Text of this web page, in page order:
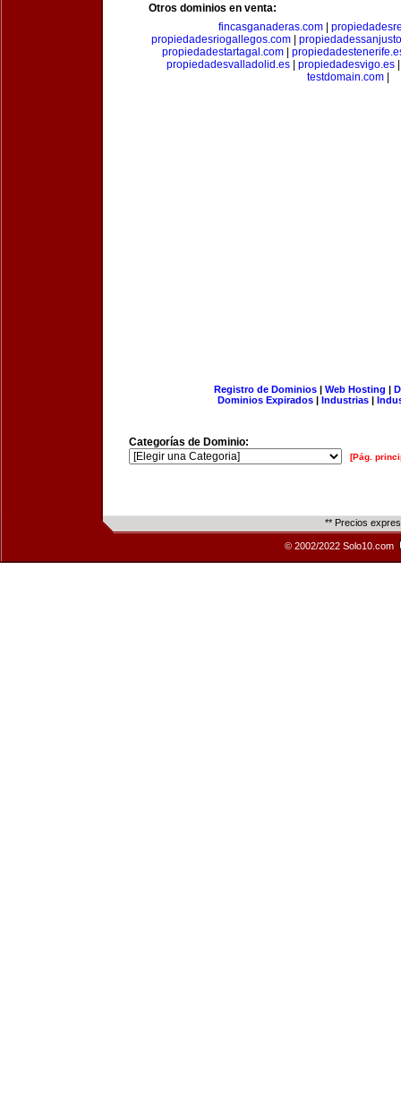
Otros dominios en venta:
fincasganaderas.com|
propiedadesriogallegos.com|
propiedadestartagal.com|
propiedadesvalladolid.es
propiedadesvigo.es
testdomain.com
Registro de Dominios| Web Hosting |
Dominios Expirados | Industrias |
Categorías de Dominio:
[Pág.
** Precios
© 2002/2022 Solo10.com